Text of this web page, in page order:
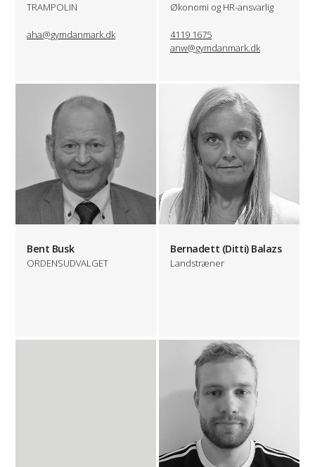
TRAMPOLIN
aha@gymdanmark.dk
Økonomi og HR-ansvarlig
4119 1675
anw@gymdanmark.dk
Bent Busk
ORDENSUDVALGET
Bernadett (Ditti) Balazs
Landstræner